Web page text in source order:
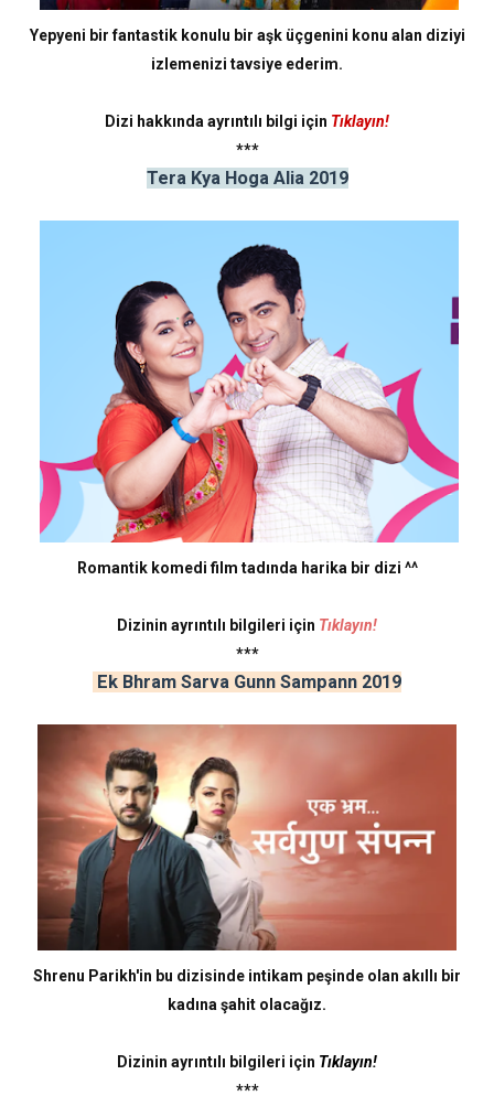
Yepyeni bir fantastik konulu bir aşk üçgenini konu alan diziyi
izlemenizi tavsiye ederim.
Dizi hakkında ayrıntılı bilgi için Tıklayın!
***
Tera Kya Hoga Alia 2019
Romantik komedi film tadında harika bir dizi ^^
Dizinin ayrıntılı bilgileri için Tıklayın!
***
Ek Bhram Sarva Gunn Sampann 2019
Shrenu Parikh'in bu dizisinde intikam peşinde olan akıllı bir
kadına şahit olacağız.
Dizinin ayrıntılı bilgileri için Tıklayın!
***